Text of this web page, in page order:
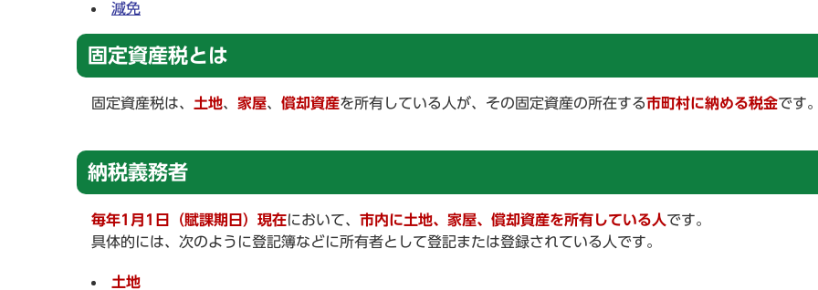
減免
固定資産税とは
固定資産税は、 土地、 家屋、 償却資産を所有している人が、その固定資産の所在する市町村に納める税金です。
納税義務者
毎年1月1日（賦課期日）現在において、 市内に土地、家屋、償却資産を所有している人 です。
具体的には、次のように登記簿などに所有者として登記または登録されている人です。
土地